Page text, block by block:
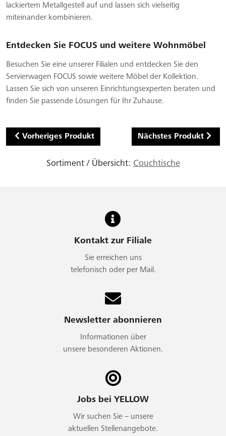
lackiertem Metallgestell auf und lassen sich vielseitig
miteinander kombinieren.
Entdecken Sie FOCUS und weitere Wohnmöbel
Besuchen Sie eine unserer Filialen und entdecken Sie den
Servierwagen FOCUS sowie weitere Möbel der Kollektion.
Lassen Sie sich von unseren Einrichtungsexperten beraten und
finden Sie passende Lösungen für Ihr Zuhause.
Vorheriges Produkt Nächstes Produkt
Sortiment / Übersicht: Couchtische
Kontakt zur Filiale
Sie erreichen uns
telefonisch oder per Mail.
Newsletter abonnieren
Informationen über
unsere besonderen Aktionen.
Jobs bei YELLOW
Wir suchen Sie – unsere
aktuellen Stellenangebote.